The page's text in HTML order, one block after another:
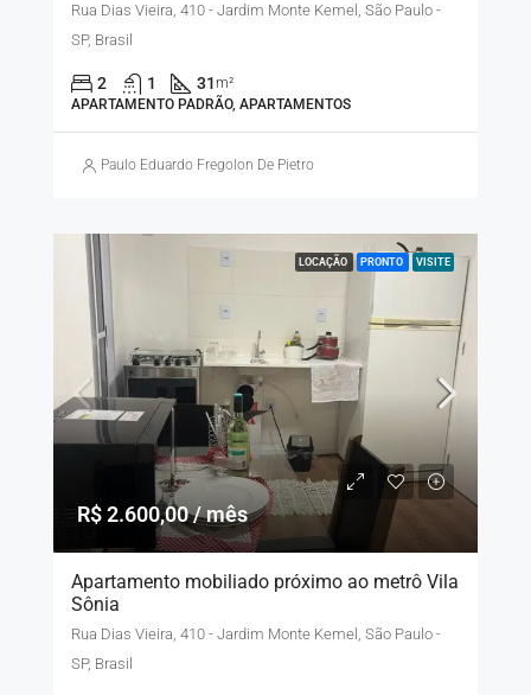
Rua Dias Vieira, 410 - Jardim Monte Kemel, São Paulo -
SP, Brasil
2 1 31m²
APARTAMENTO PADRÃO, APARTAMENTOS
Paulo Eduardo Fregolon De Pietro
LOCAÇÃO PRONTO VISITE
R$ 2.600,00 / mês
Apartamento mobiliado próximo ao metrô Vila
Sônia
Rua Dias Vieira, 410 - Jardim Monte Kemel, São Paulo -
SP, Brasil